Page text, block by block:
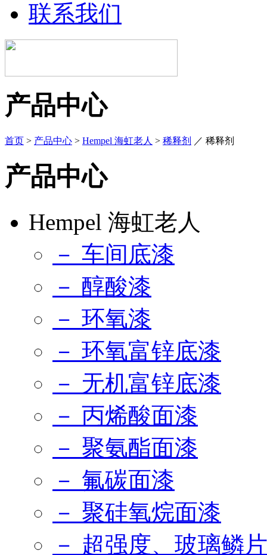
联系我们
产品中心
首页 > 产品中心 > Hempel 海虹老人 > 稀释剂 ／ 稀释剂
产品中心
Hempel 海虹老人
－ 车间底漆
－ 醇酸漆
－ 环氧漆
－ 环氧富锌底漆
－ 无机富锌底漆
－ 丙烯酸面漆
－ 聚氨酯面漆
－ 氟碳面漆
－ 聚硅氧烷面漆
－ 超强度、玻璃鳞